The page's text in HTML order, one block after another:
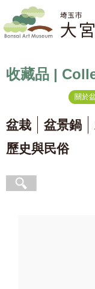
收藏品 |
關於
盆栽 盆景鍋
歷史與民俗